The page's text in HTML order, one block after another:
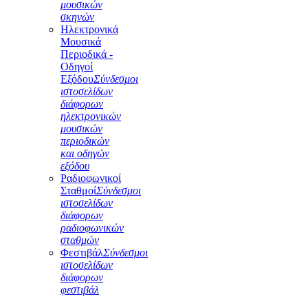
μουσικών
σκηνών
Ηλεκτρονικά
Μουσικά
Περιοδικά -
Οδηγοί
ΕξόδουΣύνδεσμοι
ιστοσελίδων
διάφορων
ηλεκτρονικών
μουσικών
περιοδικών
και οδηγών
εξόδου
Ραδιοφωνικοί
ΣταθμοίΣύνδεσμοι
ιστοσελίδων
διάφορων
ραδιοφωνικών
σταθμών
ΦεστιβάλΣύνδεσμοι
ιστοσελίδων
διάφορων
φεστιβάλ